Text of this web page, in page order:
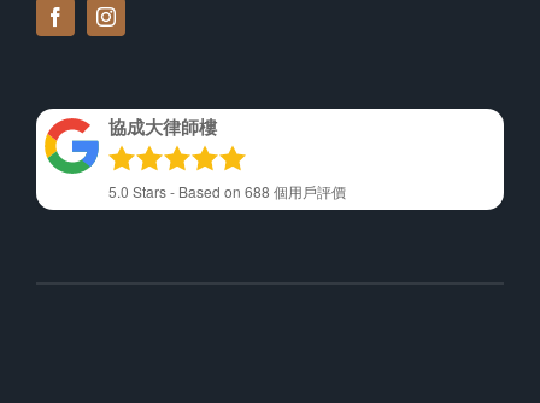
協成大律師樓
5.0 Stars - Based on 688 個用戶評價